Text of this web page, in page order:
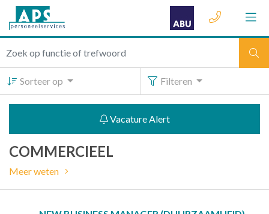
Sorteer op Filteren
Vacature Alert
COMMERCIEEL
Meer weten